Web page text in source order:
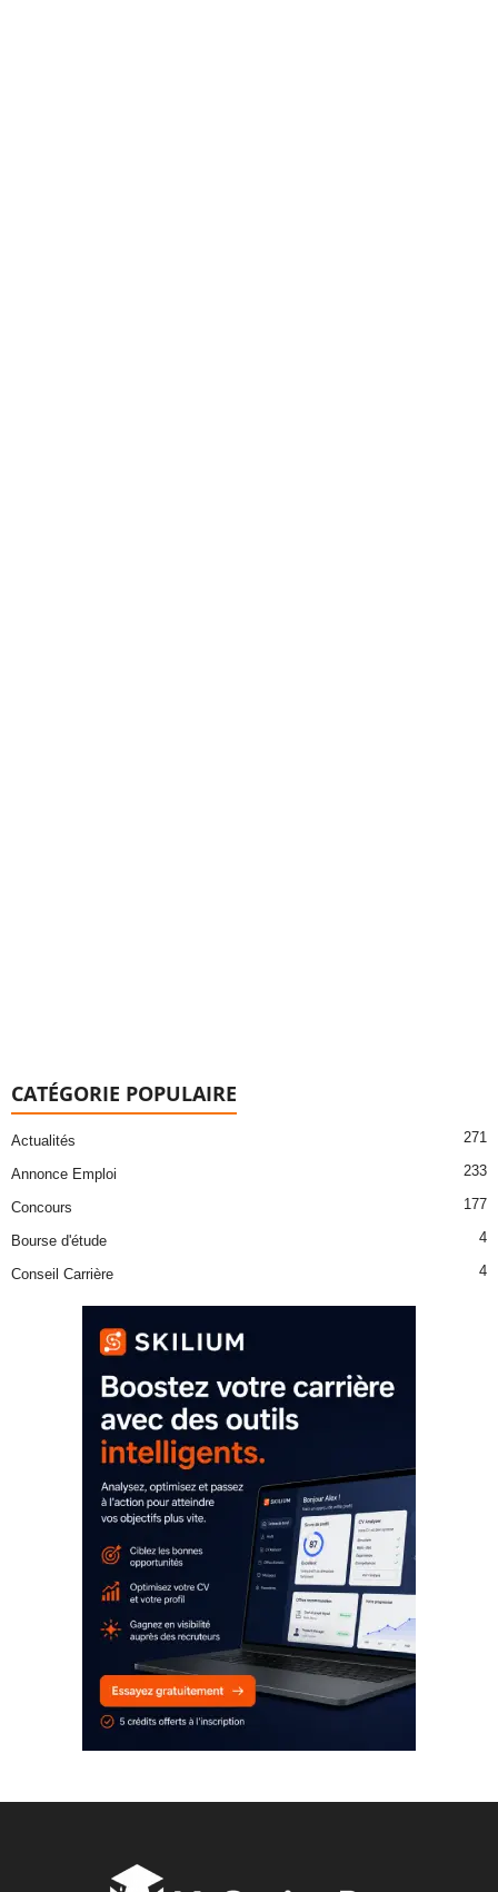
CATÉGORIE POPULAIRE
Actualités 271
Annonce Emploi 233
Concours 177
Bourse d'étude 4
Conseil Carrière 4